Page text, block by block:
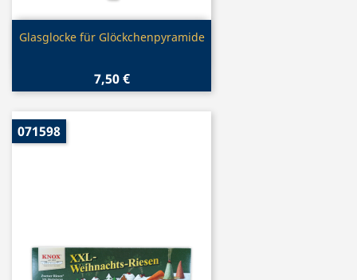
Vorschau
Glasglocke für Glöckchenpyramide
7,50 €
071598